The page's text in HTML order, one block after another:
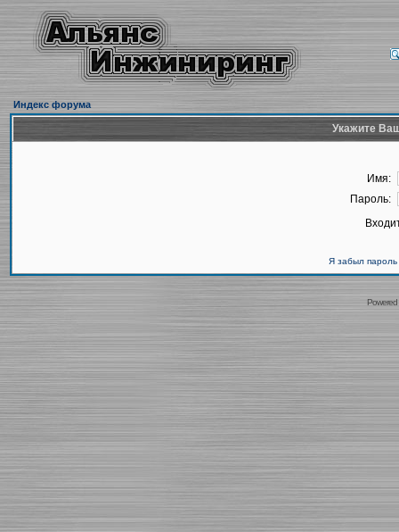
Индекс форума
Укажите
Имя:
Пароль:
Я забыл пароль